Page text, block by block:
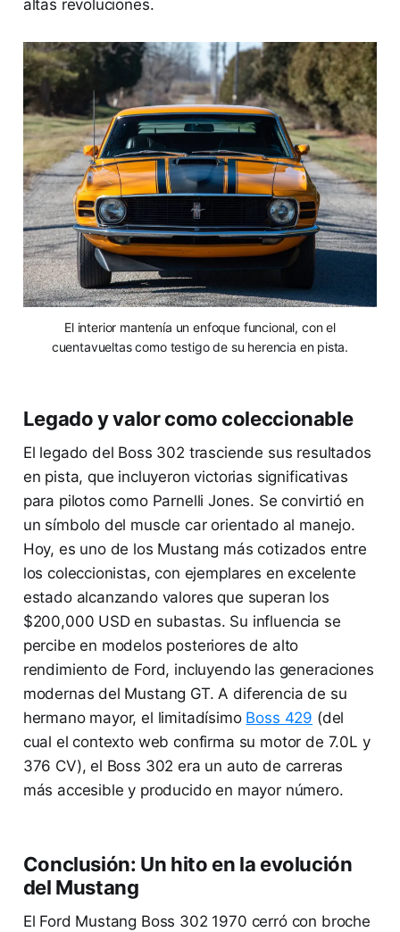
altas revoluciones.
El interior mantenía un enfoque funcional, con el
cuentavueltas como testigo de su herencia en pista.
Legado y valor como coleccionable
El legado del Boss 302 trasciende sus resultados
en pista, que incluyeron victorias significativas
para pilotos como Parnelli Jones. Se convirtió en
un símbolo del muscle car orientado al manejo.
Hoy, es uno de los Mustang más cotizados entre
los coleccionistas, con ejemplares en excelente
estado alcanzando valores que superan los
$200,000 USD en subastas. Su influencia se
percibe en modelos posteriores de alto
rendimiento de Ford, incluyendo las generaciones
modernas del Mustang GT. A diferencia de su
hermano mayor, el limitadísimo Boss 429 (del
cual el contexto web confirma su motor de 7.0L y
376 CV), el Boss 302 era un auto de carreras
más accesible y producido en mayor número.
Conclusión: Un hito en la evolución
del Mustang
El Ford Mustang Boss 302 1970 cerró con broche